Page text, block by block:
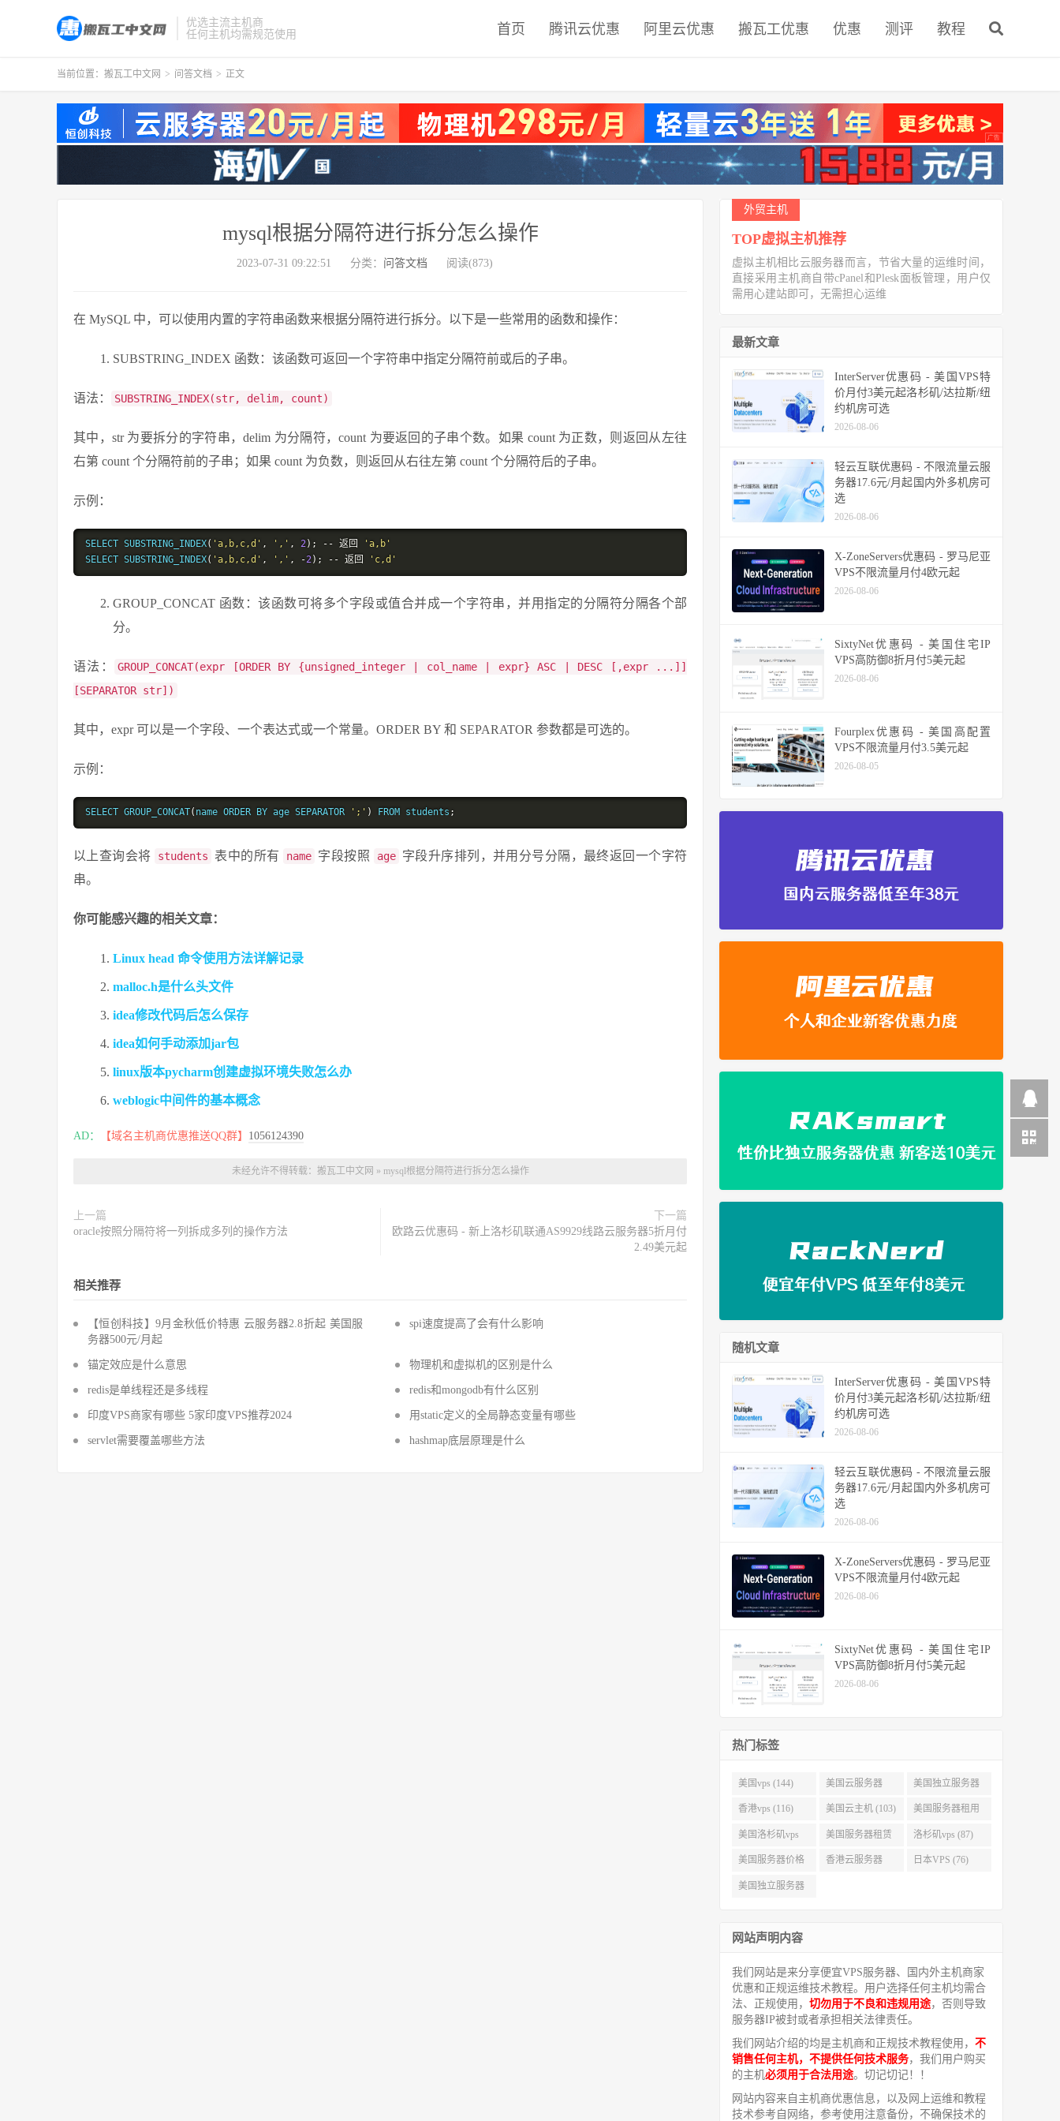
优选主流主机商
任何主机均需规范使用
首页 腾讯云优惠 阿里云优惠 搬瓦工优惠 优惠 测评 教程
当前位置： 搬瓦工中文网 > 问答文档 > 正文
mysql根据分隔符进行拆分怎么操作
2023-07-31 09:22:51 分类： 问答文档 阅读(873)
在 MySQL 中，可以使用内置的字符串函数来根据分隔符进行拆分。以下是一些常用的函数和操作：
SUBSTRING_INDEX 函数：该函数可返回一个字符串中指定分隔符前或后的子串。
语法： SUBSTRING_INDEX(str, delim, count)
其中，str 为要拆分的字符串，delim 为分隔符，count 为要返回的子串个数。如果 count 为正数，则返回从左往
右第 count 个分隔符前的子串；如果 count 为负数，则返回从右往左第 count 个分隔符后的子串。
示例：
SELECT SUBSTRING_INDEX( 'a,b,c,d' , ',' , 2); -- 返回
'a,b'
SELECT SUBSTRING_INDEX( 'a,b,c,d' , ',' , -2); -- 返回 'c,d'
GROUP_CONCAT 函数：该函数可将多个字段或值合并成一个字符串，并用指定的分隔符分隔各个部
分。
语法：
GROUP_CONCAT(expr [ORDER BY {unsigned_integer | col_name | expr} ASC | DESC [,expr ...]]
[SEPARATOR str])
其中，expr 可以是一个字段、一个表达式或一个常量。ORDER BY 和 SEPARATOR 参数都是可选的。
示例：
SELECT GROUP_CONCAT( name ORDER BY age SEPARATOR ';' ) FROM students ;
以上查询会将 students 表中的所有 name 字段按照 age 字段升序排列，并用分号分隔，最终返回一个字符
串。
你可能感兴趣的相关文章：
Linux head 命令使用方法详解记录
malloc.h是什么头文件
idea修改代码后怎么保存
idea如何手动添加jar包
linux版本pycharm创建虚拟环境失败怎么办
weblogic中间件的基本概念
AD： 【域名主机商优惠推送QQ群】 1056124390
未经允许不得转载： 搬瓦工中文网 » mysql根据分隔符进行拆分怎么操作
上一篇
oracle按照分隔符将一列拆成多列的操作方法
下一篇
欧路云优惠码 - 新上洛杉矶联通AS9929线路云服务器5折月付
2.49美元起
相关推荐
【恒创科技】9月金秋低价特惠 云服务器2.8折起 美国服
务器500元/月起
spi速度提高了会有什么影响
锚定效应是什么意思 物理机和虚拟机的区别是什么
redis是单线程还是多线程 redis和mongodb有什么区别
印度VPS商家有哪些 5家印度VPS推荐2024 用static定义的全局静态变量有哪些
servlet需要覆盖哪些方法 hashmap底层原理是什么
外贸主机
TOP虚拟主机推荐
虚拟主机相比云服务器而言，节省大量的运维时间，
直接采用主机商自带cPanel和Plesk面板管理，用户仅
需用心建站即可，无需担心运维
最新文章
InterServer优惠码 - 美国VPS特
价月付3美元起洛杉矶/达拉斯/纽
约机房可选
2026-08-06
轻云互联优惠码 - 不限流量云服
务器17.6元/月起国内外多机房可
选
2026-08-06
X-ZoneServers优惠码 - 罗马尼亚
VPS不限流量月付4欧元起
2026-08-06
SixtyNet优惠码 - 美国住宅IP
VPS高防御8折月付5美元起
2026-08-06
Fourplex优惠码 - 美国高配置
VPS不限流量月付3.5美元起
2026-08-05
随机文章
InterServer优惠码 - 美国VPS特
价月付3美元起洛杉矶/达拉斯/纽
约机房可选
2026-08-06
轻云互联优惠码 - 不限流量云服
务器17.6元/月起国内外多机房可
选
2026-08-06
X-ZoneServers优惠码 - 罗马尼亚
VPS不限流量月付4欧元起
2026-08-06
SixtyNet优惠码 - 美国住宅IP
VPS高防御8折月付5美元起
2026-08-06
热门标签
美国vps (144) 美国云服务器
(143)
美国独立服务器
(118)
香港vps (116) 美国云主机 (103) 美国服务器租用
(99)
美国洛杉矶vps
(94)
美国服务器租赁
(91)
洛杉矶vps (87)
美国服务器价格
(82)
香港云服务器 日本VPS (76)
美国独立服务器
网站声明内容
我们网站是来分享便宜VPS服务器、国内外主机商家
优惠和正规运维技术教程。用户选择任何主机均需合
法、正规使用， 切勿用于不良和违规用途，否则导致
服务器IP被封或者承担相关法律责任。
我们网站介绍的均是主机商和正规技术教程使用， 不
销售任何主机，不提供任何技术服务，我们用户购买
的主机必须用于合法用途。切记切记！！
网站内容来自主机商优惠信息，以及网上运维和教程
技术参考自网络，参考使用注意备份，不确保技术的